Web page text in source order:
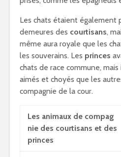
Les chats étaient également
demeures des courtisans,
même aura royale que les
les souverains. Les princes
chats de race commune,
aimés et choyés que les
compagnie de la cour.
Les animaux de compag
nie des courtisans et des
princes